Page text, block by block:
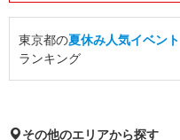
東京都の夏休み人気イベント
ランキング
その他のエリアから探す